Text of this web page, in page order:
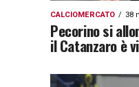
CALCIOMERCATO 38
Pecorino si
il Catanzaro è